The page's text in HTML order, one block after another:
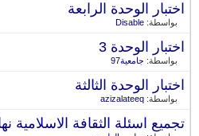
اختبار الوحدة الرابعة
بواسطة:Disable
اختبار الوحدة 3
بواسطة:جامعية97
اختبار الوحدة الثالثة
بواسطة:azizalateeq
تجميع اسئلة الثقافة الاسلامية